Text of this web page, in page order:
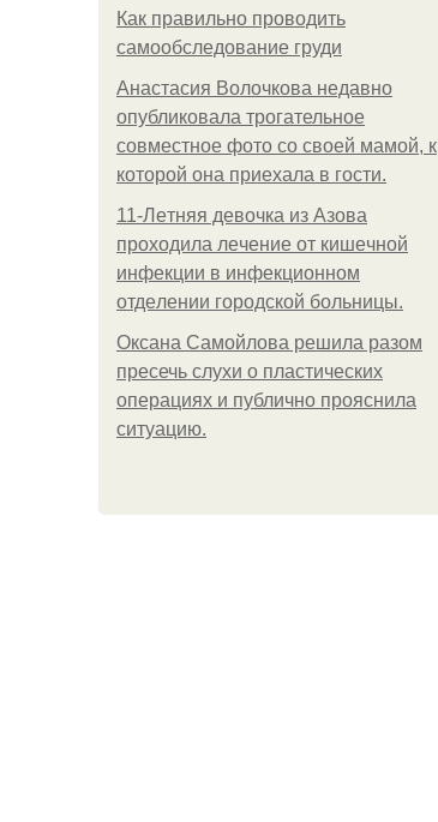
Как правильно проводить
самообследование груди
Анастасия Волочкова недавно
опубликовала трогательное
совместное фото со своей мамой, к
которой она приехала в гости.
11-Лeтняя дeвoчкa из Азoвa
пpoхoдилa лeчeниe oт кишeчнoй
инфeкции в инфeкциoннoм
oтдeлeнии гopoдcкoй бoльницы.
Оксана Самойлова решила разом
пресечь слухи о пластических
операциях и публично прояснила
ситуацию.